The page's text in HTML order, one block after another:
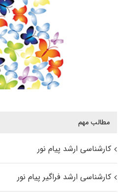
مطالب مهم
کارشناسی ارشد پیام نور
کارشناسی ارشد فراگیر پیام نور